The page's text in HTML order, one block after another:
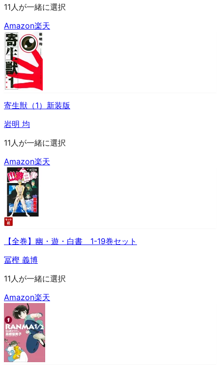
11人が一緒に選択
Amazon楽天
寄生獣（1）新装版
岩明 均
11人が一緒に選択
Amazon楽天
【全巻】幽・遊・白書 1-19巻セット
冨樫 義博
11人が一緒に選択
Amazon楽天